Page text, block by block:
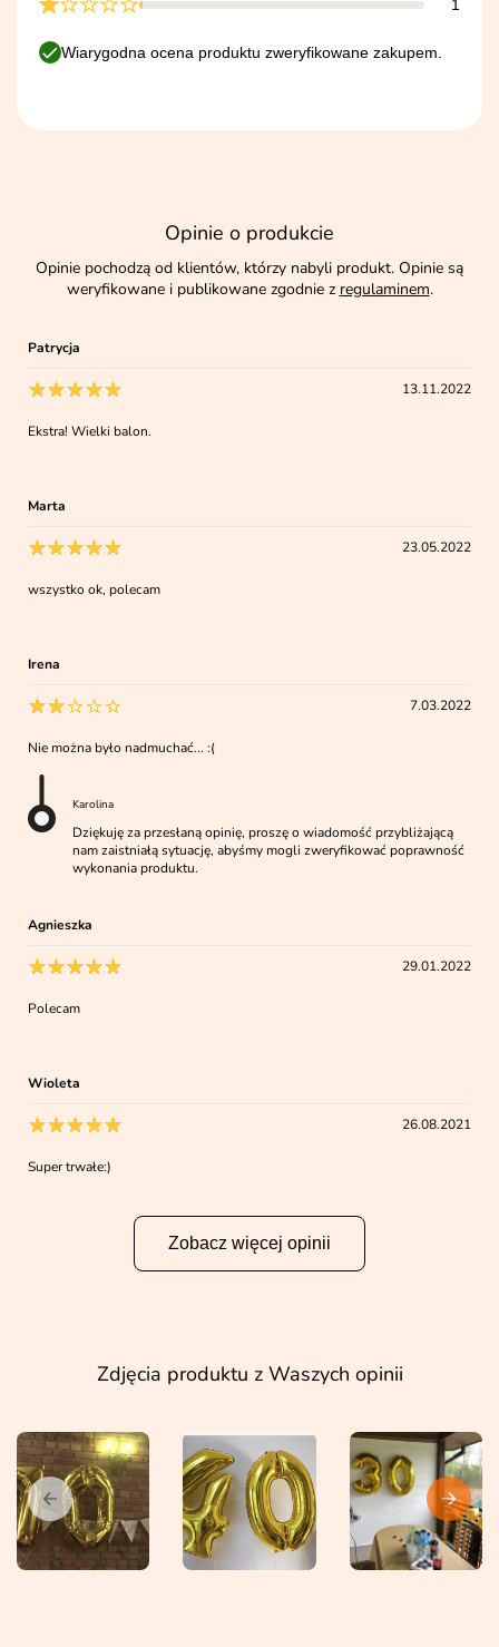
1
Wiarygodna ocena produktu zweryfikowane zakupem.
Opinie o produkcie
Opinie pochodzą od klientów, którzy nabyli produkt. Opinie są
weryfikowane i publikowane zgodnie z regulaminem.
Patrycja
13.11.2022
Ekstra! Wielki balon.
Marta
23.05.2022
wszystko ok, polecam
Irena
7.03.2022
Nie można było nadmuchać... :(
Karolina
Dziękuję za przesłaną opinię, proszę o wiadomość przybliżającą
nam zaistniałą sytuację, abyśmy mogli zweryfikować poprawność
wykonania produktu.
Agnieszka
29.01.2022
Polecam
Wioleta
26.08.2021
Super trwałe:)
Zobacz więcej opinii
Zdjęcia produktu z Waszych opinii